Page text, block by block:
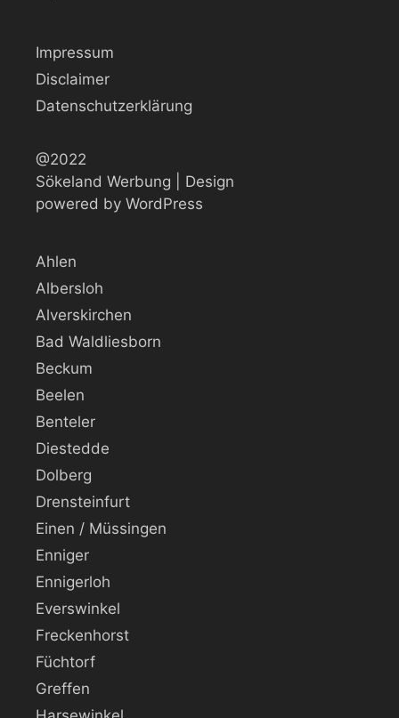
Impressum
Disclaimer
Datenschutzerklärung
@2022
Sökeland Werbung | Design
powered by WordPress
Ahlen
Albersloh
Alverskirchen
Bad Waldliesborn
Beckum
Beelen
Benteler
Diestedde
Dolberg
Drensteinfurt
Einen / Müssingen
Enniger
Ennigerloh
Everswinkel
Freckenhorst
Füchtorf
Greffen